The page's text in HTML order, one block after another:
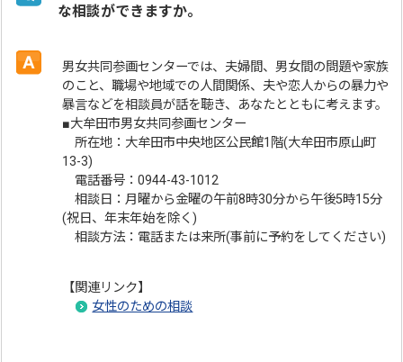
な相談ができますか。
男女共同参画センターでは、夫婦間、男女間の問題や家族
のこと、職場や地域での人間関係、夫や恋人からの暴力や
暴言などを相談員が話を聴き、あなたとともに考えます。
■大牟田市男女共同参画センター
所在地：大牟田市中央地区公民館1階(大牟田市原山町
13-3)
電話番号：0944-43-1012
相談日：月曜から金曜の午前8時30分から午後5時15分
(祝日、年末年始を除く)
相談方法：電話または来所(事前に予約をしてください)
【関連リンク】
女性のための相談